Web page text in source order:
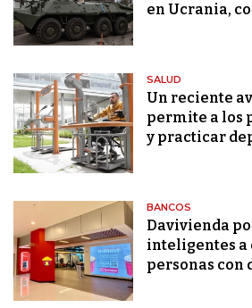
en Ucrania,
SALUD
Un reciente
permite a los
y practicar
BANCOS
Davivienda
inteligentes a
personas con